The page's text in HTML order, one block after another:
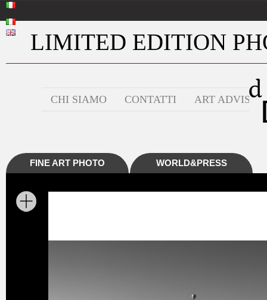
LIMITED EDITION
CHI SIAMO CONTATTI ART ADVISOR
FINE ART PHOTO WORLD&PRESS